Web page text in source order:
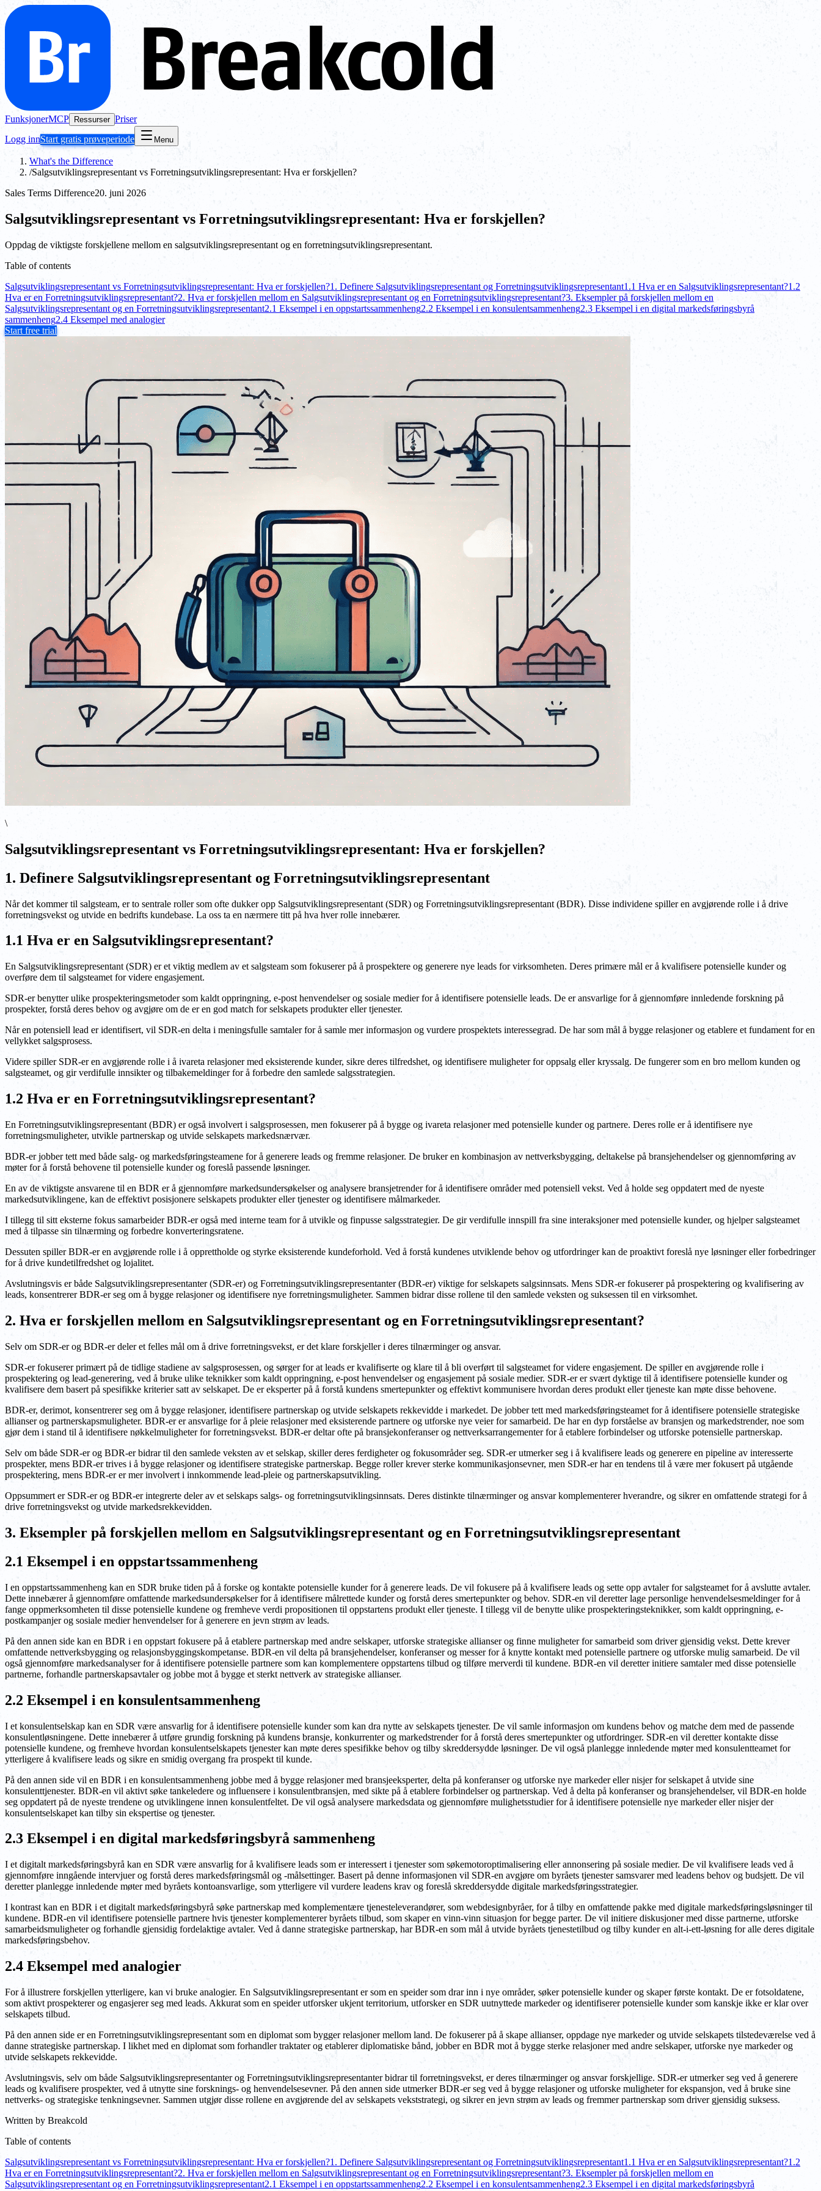
FunksjonerMCP Ressurser Priser
Logg innStart gratis prøveperiode Menu
What's the Difference
/Salgsutviklingsrepresentant vs Forretningsutviklingsrepresentant: Hva er forskjellen?
Sales Terms Difference20. juni 2026
Salgsutviklingsrepresentant vs Forretningsutviklingsrepresentant: Hva er forskjellen?
Oppdag de viktigste forskjellene mellom en salgsutviklingsrepresentant og en forretningsutviklingsrepresentant.
Table of contents
Salgsutviklingsrepresentant vs Forretningsutviklingsrepresentant: Hva er forskjellen?1. Definere Salgsutviklingsrepresentant og Forretningsutviklingsrepresentant1.1 Hva er en Salgsutviklingsrepresentant?1.2
Hva er en Forretningsutviklingsrepresentant?2. Hva er forskjellen mellom en Salgsutviklingsrepresentant og en Forretningsutviklingsrepresentant?3. Eksempler på forskjellen mellom en
Salgsutviklingsrepresentant og en Forretningsutviklingsrepresentant2.1 Eksempel i en oppstartssammenheng2.2 Eksempel i en konsulentsammenheng2.3 Eksempel i en digital markedsføringsbyrå
sammenheng2.4 Eksempel med analogier
Start free trial
\
Salgsutviklingsrepresentant vs Forretningsutviklingsrepresentant: Hva er forskjellen?
1. Definere Salgsutviklingsrepresentant og Forretningsutviklingsrepresentant
Når det kommer til salgsteam, er to sentrale roller som ofte dukker opp Salgsutviklingsrepresentant (SDR) og Forretningsutviklingsrepresentant (BDR). Disse individene spiller en avgjørende rolle i å drive
forretningsvekst og utvide en bedrifts kundebase. La oss ta en nærmere titt på hva hver rolle innebærer.
1.1 Hva er en Salgsutviklingsrepresentant?
En Salgsutviklingsrepresentant (SDR) er et viktig medlem av et salgsteam som fokuserer på å prospektere og generere nye leads for virksomheten. Deres primære mål er å kvalifisere potensielle kunder og
overføre dem til salgsteamet for videre engasjement.
SDR-er benytter ulike prospekteringsmetoder som kaldt oppringning, e-post henvendelser og sosiale medier for å identifisere potensielle leads. De er ansvarlige for å gjennomføre innledende forskning på
prospekter, forstå deres behov og avgjøre om de er en god match for selskapets produkter eller tjenester.
Når en potensiell lead er identifisert, vil SDR-en delta i meningsfulle samtaler for å samle mer informasjon og vurdere prospektets interessegrad. De har som mål å bygge relasjoner og etablere et fundament for en
vellykket salgsprosess.
Videre spiller SDR-er en avgjørende rolle i å ivareta relasjoner med eksisterende kunder, sikre deres tilfredshet, og identifisere muligheter for oppsalg eller kryssalg. De fungerer som en bro mellom kunden og
salgsteamet, og gir verdifulle innsikter og tilbakemeldinger for å forbedre den samlede salgsstrategien.
1.2 Hva er en Forretningsutviklingsrepresentant?
En Forretningsutviklingsrepresentant (BDR) er også involvert i salgsprosessen, men fokuserer på å bygge og ivareta relasjoner med potensielle kunder og partnere. Deres rolle er å identifisere nye
forretningsmuligheter, utvikle partnerskap og utvide selskapets markedsnærvær.
BDR-er jobber tett med både salg- og markedsføringsteamene for å generere leads og fremme relasjoner. De bruker en kombinasjon av nettverksbygging, deltakelse på bransjehendelser og gjennomføring av
møter for å forstå behovene til potensielle kunder og foreslå passende løsninger.
En av de viktigste ansvarene til en BDR er å gjennomføre markedsundersøkelser og analysere bransjetrender for å identifisere områder med potensiell vekst. Ved å holde seg oppdatert med de nyeste
markedsutviklingene, kan de effektivt posisjonere selskapets produkter eller tjenester og identifisere målmarkeder.
I tillegg til sitt eksterne fokus samarbeider BDR-er også med interne team for å utvikle og finpusse salgsstrategier. De gir verdifulle innspill fra sine interaksjoner med potensielle kunder, og hjelper salgsteamet
med å tilpasse sin tilnærming og forbedre konverteringsratene.
Dessuten spiller BDR-er en avgjørende rolle i å opprettholde og styrke eksisterende kundeforhold. Ved å forstå kundenes utviklende behov og utfordringer kan de proaktivt foreslå nye løsninger eller forbedringer
for å drive kundetilfredshet og lojalitet.
Avslutningsvis er både Salgsutviklingsrepresentanter (SDR-er) og Forretningsutviklingsrepresentanter (BDR-er) viktige for selskapets salgsinnsats. Mens SDR-er fokuserer på prospektering og kvalifisering av
leads, konsentrerer BDR-er seg om å bygge relasjoner og identifisere nye forretningsmuligheter. Sammen bidrar disse rollene til den samlede veksten og suksessen til en virksomhet.
2. Hva er forskjellen mellom en Salgsutviklingsrepresentant og en Forretningsutviklingsrepresentant?
Selv om SDR-er og BDR-er deler et felles mål om å drive forretningsvekst, er det klare forskjeller i deres tilnærminger og ansvar.
SDR-er fokuserer primært på de tidlige stadiene av salgsprosessen, og sørger for at leads er kvalifiserte og klare til å bli overført til salgsteamet for videre engasjement. De spiller en avgjørende rolle i
prospektering og lead-generering, ved å bruke ulike teknikker som kaldt oppringning, e-post henvendelser og engasjement på sosiale medier. SDR-er er svært dyktige til å identifisere potensielle kunder og
kvalifisere dem basert på spesifikke kriterier satt av selskapet. De er eksperter på å forstå kundens smertepunkter og effektivt kommunisere hvordan deres produkt eller tjeneste kan møte disse behovene.
BDR-er, derimot, konsentrerer seg om å bygge relasjoner, identifisere partnerskap og utvide selskapets rekkevidde i markedet. De jobber tett med markedsføringsteamet for å identifisere potensielle strategiske
allianser og partnerskapsmuligheter. BDR-er er ansvarlige for å pleie relasjoner med eksisterende partnere og utforske nye veier for samarbeid. De har en dyp forståelse av bransjen og markedstrender, noe som
gjør dem i stand til å identifisere nøkkelmuligheter for forretningsvekst. BDR-er deltar ofte på bransjekonferanser og nettverksarrangementer for å etablere forbindelser og utforske potensielle partnerskap.
Selv om både SDR-er og BDR-er bidrar til den samlede veksten av et selskap, skiller deres ferdigheter og fokusområder seg. SDR-er utmerker seg i å kvalifisere leads og generere en pipeline av interesserte
prospekter, mens BDR-er trives i å bygge relasjoner og identifisere strategiske partnerskap. Begge roller krever sterke kommunikasjonsevner, men SDR-er har en tendens til å være mer fokusert på utgående
prospektering, mens BDR-er er mer involvert i innkommende lead-pleie og partnerskapsutvikling.
Oppsummert er SDR-er og BDR-er integrerte deler av et selskaps salgs- og forretningsutviklingsinnsats. Deres distinkte tilnærminger og ansvar komplementerer hverandre, og sikrer en omfattende strategi for å
drive forretningsvekst og utvide markedsrekkevidden.
3. Eksempler på forskjellen mellom en Salgsutviklingsrepresentant og en Forretningsutviklingsrepresentant
2.1 Eksempel i en oppstartssammenheng
I en oppstartssammenheng kan en SDR bruke tiden på å forske og kontakte potensielle kunder for å generere leads. De vil fokusere på å kvalifisere leads og sette opp avtaler for salgsteamet for å avslutte avtaler.
Dette innebærer å gjennomføre omfattende markedsundersøkelser for å identifisere målrettede kunder og forstå deres smertepunkter og behov. SDR-en vil deretter lage personlige henvendelsesmeldinger for å
fange oppmerksomheten til disse potensielle kundene og fremheve verdi propositionen til oppstartens produkt eller tjeneste. I tillegg vil de benytte ulike prospekteringsteknikker, som kaldt oppringning, e-
postkampanjer og sosiale medier henvendelser for å generere en jevn strøm av leads.
På den annen side kan en BDR i en oppstart fokusere på å etablere partnerskap med andre selskaper, utforske strategiske allianser og finne muligheter for samarbeid som driver gjensidig vekst. Dette krever
omfattende nettverksbygging og relasjonsbyggingskompetanse. BDR-en vil delta på bransjehendelser, konferanser og messer for å knytte kontakt med potensielle partnere og utforske mulig samarbeid. De vil
også gjennomføre markedsanalyser for å identifisere potensielle partnere som kan komplementere oppstartens tilbud og tilføre merverdi til kundene. BDR-en vil deretter initiere samtaler med disse potensielle
partnerne, forhandle partnerskapsavtaler og jobbe mot å bygge et sterkt nettverk av strategiske allianser.
2.2 Eksempel i en konsulentsammenheng
I et konsulentselskap kan en SDR være ansvarlig for å identifisere potensielle kunder som kan dra nytte av selskapets tjenester. De vil samle informasjon om kundens behov og matche dem med de passende
konsulentløsningene. Dette innebærer å utføre grundig forskning på kundens bransje, konkurrenter og markedstrender for å forstå deres smertepunkter og utfordringer. SDR-en vil deretter kontakte disse
potensielle kundene, og fremheve hvordan konsulentselskapets tjenester kan møte deres spesifikke behov og tilby skreddersydde løsninger. De vil også planlegge innledende møter med konsulentteamet for
ytterligere å kvalifisere leads og sikre en smidig overgang fra prospekt til kunde.
På den annen side vil en BDR i en konsulentsammenheng jobbe med å bygge relasjoner med bransjeeksperter, delta på konferanser og utforske nye markeder eller nisjer for selskapet å utvide sine
konsulenttjenester. BDR-en vil aktivt søke tankeledere og influensere i konsulentbransjen, med sikte på å etablere forbindelser og partnerskap. Ved å delta på konferanser og bransjehendelser, vil BDR-en holde
seg oppdatert på de nyeste trendene og utviklingene innen konsulentfeltet. De vil også analysere markedsdata og gjennomføre mulighetsstudier for å identifisere potensielle nye markeder eller nisjer der
konsulentselskapet kan tilby sin ekspertise og tjenester.
2.3 Eksempel i en digital markedsføringsbyrå sammenheng
I et digitalt markedsføringsbyrå kan en SDR være ansvarlig for å kvalifisere leads som er interessert i tjenester som søkemotoroptimalisering eller annonsering på sosiale medier. De vil kvalifisere leads ved å
gjennomføre inngående intervjuer og forstå deres markedsføringsmål og -målsettinger. Basert på denne informasjonen vil SDR-en avgjøre om byråets tjenester samsvarer med leadens behov og budsjett. De vil
deretter planlegge innledende møter med byråets kontoansvarlige, som ytterligere vil vurdere leadens krav og foreslå skreddersydde digitale markedsføringsstrategier.
I kontrast kan en BDR i et digitalt markedsføringsbyrå søke partnerskap med komplementære tjenesteleverandører, som webdesignbyråer, for å tilby en omfattende pakke med digitale markedsføringsløsninger til
kundene. BDR-en vil identifisere potensielle partnere hvis tjenester komplementerer byråets tilbud, som skaper en vinn-vinn situasjon for begge parter. De vil initiere diskusjoner med disse partnerne, utforske
samarbeidsmuligheter og forhandle gjensidig fordelaktige avtaler. Ved å danne strategiske partnerskap, har BDR-en som mål å utvide byråets tjenestetilbud og tilby kunder en alt-i-ett-løsning for alle deres digitale
markedsføringsbehov.
2.4 Eksempel med analogier
For å illustrere forskjellen ytterligere, kan vi bruke analogier. En Salgsutviklingsrepresentant er som en speider som drar inn i nye områder, søker potensielle kunder og skaper første kontakt. De er fotsoldatene,
som aktivt prospekterer og engasjerer seg med leads. Akkurat som en speider utforsker ukjent territorium, utforsker en SDR uutnyttede markeder og identifiserer potensielle kunder som kanskje ikke er klar over
selskapets tilbud.
På den annen side er en Forretningsutviklingsrepresentant som en diplomat som bygger relasjoner mellom land. De fokuserer på å skape allianser, oppdage nye markeder og utvide selskapets tilstedeværelse ved å
danne strategiske partnerskap. I likhet med en diplomat som forhandler traktater og etablerer diplomatiske bånd, jobber en BDR mot å bygge sterke relasjoner med andre selskaper, utforske nye markeder og
utvide selskapets rekkevidde.
Avslutningsvis, selv om både Salgsutviklingsrepresentanter og Forretningsutviklingsrepresentanter bidrar til forretningsvekst, er deres tilnærminger og ansvar forskjellige. SDR-er utmerker seg ved å generere
leads og kvalifisere prospekter, ved å utnytte sine forsknings- og henvendelsesevner. På den annen side utmerker BDR-er seg ved å bygge relasjoner og utforske muligheter for ekspansjon, ved å bruke sine
nettverks- og strategiske tenkningsevner. Sammen utgjør disse rollene en avgjørende del av selskapets vekststrategi, og sikrer en jevn strøm av leads og fremmer partnerskap som driver gjensidig suksess.
Written by Breakcold
Table of contents
Salgsutviklingsrepresentant vs Forretningsutviklingsrepresentant: Hva er forskjellen?1. Definere Salgsutviklingsrepresentant og Forretningsutviklingsrepresentant1.1 Hva er en Salgsutviklingsrepresentant?1.2
Hva er en Forretningsutviklingsrepresentant?2. Hva er forskjellen mellom en Salgsutviklingsrepresentant og en Forretningsutviklingsrepresentant?3. Eksempler på forskjellen mellom en
Salgsutviklingsrepresentant og en Forretningsutviklingsrepresentant2.1 Eksempel i en oppstartssammenheng2.2 Eksempel i en konsulentsammenheng2.3 Eksempel i en digital markedsføringsbyrå